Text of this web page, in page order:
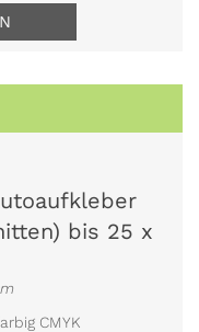
bis 25 x
CMYK